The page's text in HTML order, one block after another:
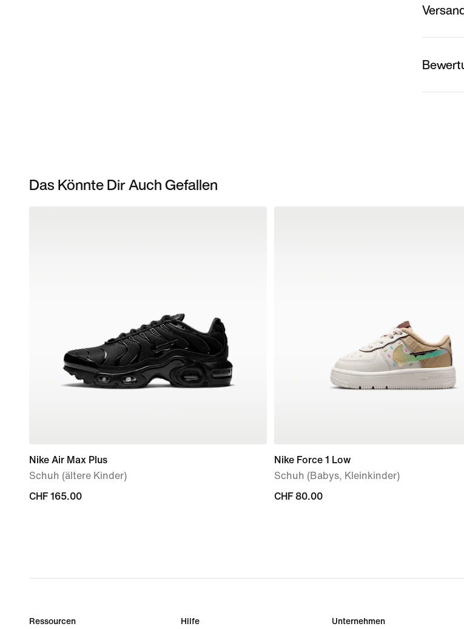
Das Könnte Dir Auch Gefallen
Nike Air Max Plus
Schuh (ältere Kinder)
CHF 165.00
CHF 165.00
Nike Force 1 Low
Schuh (Babys, Kleinkinder)
CHF 80.00
CHF 80.00
Ressourcen Hilfe Unternehmen